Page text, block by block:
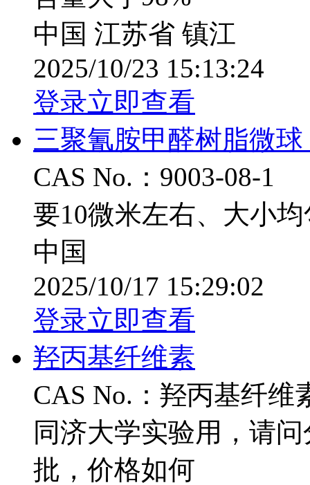
中国 江苏省 镇江
2025/10/23 15:13:24
登录立即查看
三聚氰胺甲醛树脂微
CAS No.：9003-08-1
要10微米左右、大小
中国
2025/10/17 15:29:02
登录立即查看
羟丙基纤维素
CAS No.：羟丙基纤维
同济大学实验用，请
批，价格如何